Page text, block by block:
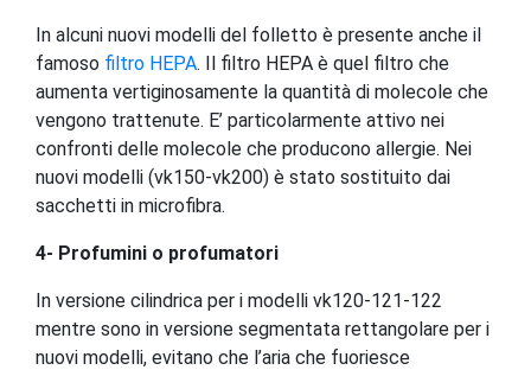
In alcuni nuovi modelli del folletto è presente anche il
famoso filtro HEPA. Il filtro HEPA è quel filtro che
aumenta vertiginosamente la quantità di molecole che
vengono trattenute. E’ particolarmente attivo nei
confronti delle molecole che producono allergie. Nei
nuovi modelli (vk150-vk200) è stato sostituito dai
sacchetti in microfibra.
4- Profumini o profumatori
In versione cilindrica per i modelli vk120-121-122
mentre sono in versione segmentata rettangolare per i
nuovi modelli, evitano che l’aria che fuoriesce